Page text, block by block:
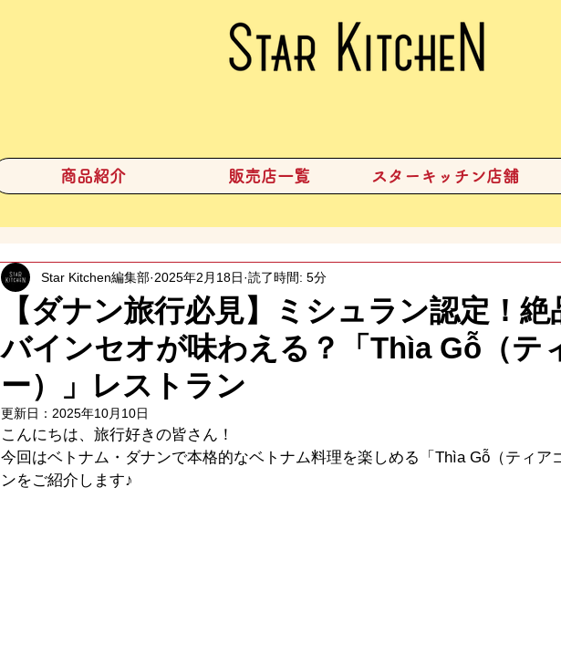
商品紹介 販売店一覧 スターキッチン店舗
【ダナン旅行必見】ミシュラン認定！
バインセオが味わえる？「Thìa Gỗ（テ
ー）」レストラン
Star Kitchen編集部 2025年2月18日 読了時間: 5分
更新日： 2025年10月10日
こんにちは、旅行好きの皆さん！
今回はベトナム・ダナンで本格的なベトナム料理を楽しめる「Thìa Gỗ（ティア
ンをご紹介します♪